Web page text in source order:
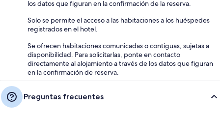
los datos que figuran en la confirmación de la reserva.
Solo se permite el acceso a las habitaciones a los huéspedes
registrados en el hotel.
Se ofrecen habitaciones comunicadas o contiguas, sujetas a
disponibilidad. Para solicitarlas, ponte en contacto
directamente al alojamiento a través de los datos que figuran
en la confirmación de reserva.
Preguntas frecuentes